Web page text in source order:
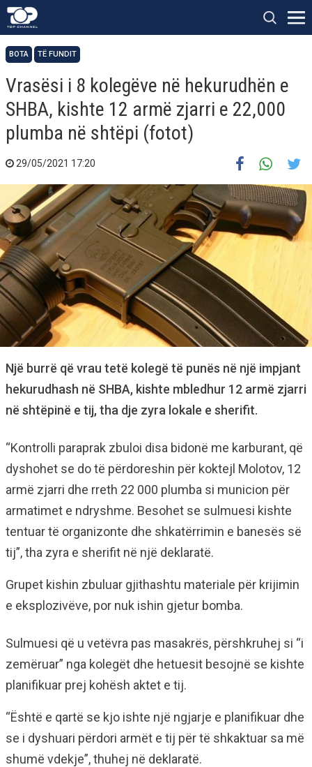
BOTA TË FUNDIT
Vrasësi i 8 kolegëve në hekurudhën e
SHBA, kishte 12 armë zjarri e 22,000
plumba në shtëpi (fotot)
29/05/2021 17:20
Një burrë që vrau tetë kolegë të punës në një impjant
hekurudhash në SHBA, kishte mbledhur 12 armë zjarri
në shtëpinë e tij, tha dje zyra lokale e sherifit.
“Kontrolli paraprak zbuloi disa bidonë me karburant, që
dyshohet se do të përdoreshin për koktejl Molotov, 12
armë zjarri dhe rreth 22 000 plumba si municion për
armatimet e ndryshme. Besohet se sulmuesi kishte
tentuar të organizonte dhe shkatërrimin e banesës së
tij”, tha zyra e sherifit në një deklaratë.
Grupet kishin zbuluar gjithashtu materiale për krijimin
e eksplozivëve, por nuk ishin gjetur bomba.
Sulmuesi që u vetëvra pas masakrës, përshkruhej si “i
zemëruar” nga kolegët dhe hetuesit besojnë se kishte
planifikuar prej kohësh aktet e tij.
“Është e qartë se kjo ishte një ngjarje e planifikuar dhe
se i dyshuari përdori armët e tij për të shkaktuar sa më
shumë vdekje”, thuhej në deklaratë.